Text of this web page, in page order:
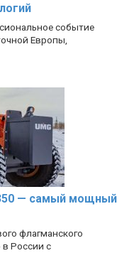
событие
Европы,
— самый мощный
флагманского
в России с